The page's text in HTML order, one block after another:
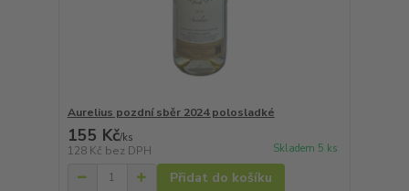
Aurelius pozdní sběr 2024 polosladké
155 Kč/ks
128 Kč bez DPH Skladem 5 ks
Přidat do košíku